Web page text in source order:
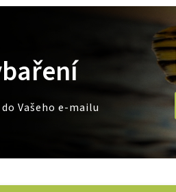
Vašeho e-mailu